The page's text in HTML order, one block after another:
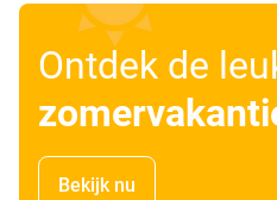
Ontdek de
Bekijk nu